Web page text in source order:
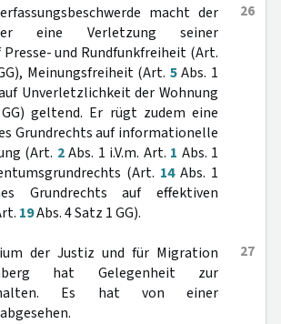
26
macht der
eine Verletzung seiner
und Rundfunkfreiheit (Art.
Meinungsfreiheit (Art. 5Abs. 1
Unverletzlichkeit der Wohnung
geltend. Er rügt zudem eine
Grundrechts auf informationelle
(Art. 2Abs. 1 i.V.m. Art. 1 Abs. 1
(Art. 14Abs. 1
Grundrechts auf effektiven
19Abs. 4 Satz 1 GG).
27
der Justiz und für Migration
hat Gelegenheit zur
Es hat von einer